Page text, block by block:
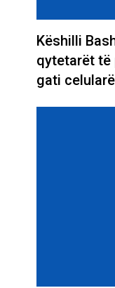
Këshilli
qytetarët të
gati